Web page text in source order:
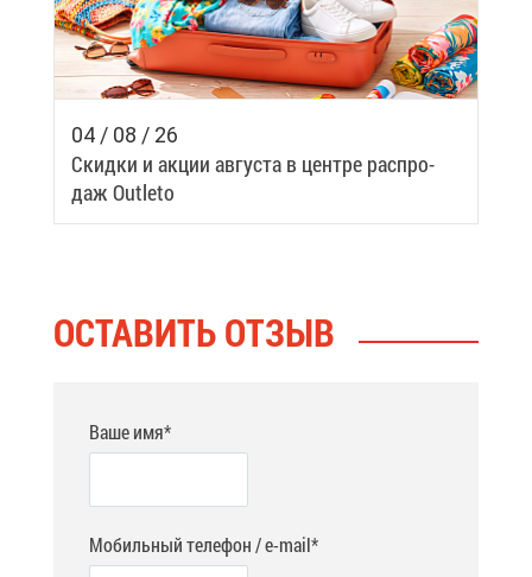
04 / 08 / 26
Скид­ки и ак­ции ав­гу­ста в цен­тре рас­про­
даж Outleto
ОСТА­ВИТЬ ОТ­ЗЫВ
Ваше имя*
Мобильный телефон / e-mail*